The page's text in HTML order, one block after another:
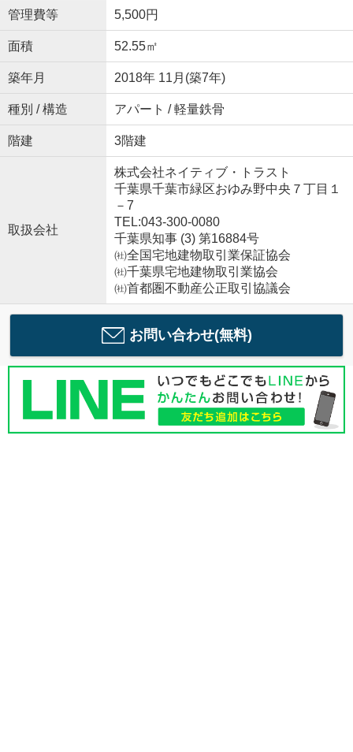
管理費等 5,500円
面積 52.55㎡
築年月 2018年 11月(築7年)
種別 / 構造 アパート / 軽量鉄骨
階建 3階建
取扱会社
株式会社ネイティブ・トラスト
千葉県千葉市緑区おゆみ野中央７丁目１
－7
TEL:043-300-0080
千葉県知事 (3) 第16884号
㈳全国宅地建物取引業保証協会
㈳千葉県宅地建物取引業協会
㈳首都圏不動産公正取引協議会
お問い合わせ(無料)